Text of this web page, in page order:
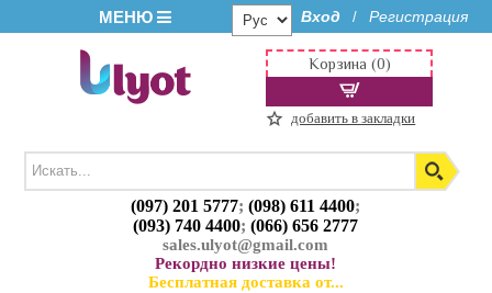
МЕНЮ Вход / Регистрация
(097) 201 5777;(098) 611 4400;
(093) 740 4400;(066) 656 2777
sales.ulyot@gmail.com
Рекордно низкие цены!
Бесплатная доставка от...
Корзина (0)
добавить в закладки